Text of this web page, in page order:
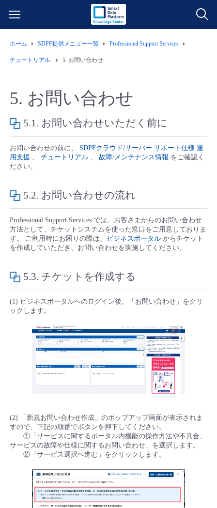
サービス一覧
クラウド/サーバー
ネットワーク
IoT
管理機能
すべてのメニューを見る
データ利活用
クラウド/サーバー
ネットワーク
サポート
すべてのメニューを見る
料金情報
料金シミュレーター
データ利活用
IoT
モニタリング/監査
サポート
すべてのメニューを見る
■ 管理機能
■ セットアップガイド
- 新規お申し込み方法
- 初期設定・確認
- ユーザー機能の管理
- 登録情報の管理
- クラウド / サーバー
- Flexible InterConnect
- Flexible Remote Access
- vUTM2
ユースケース
- データと分析
- ITインフラストラクチャー
- その他
故障/メンテナンス情報
故障/メンテナンス履歴
メンテナンス予定
定期メンテナンス
パートナー
協業パートナー
ホーム SDPF提供メニュー一覧 Professional Support Services
チュートリアル 5. お問い合わせ
5. お問い合わせ
5.1. お問い合わせいただく前に
お問い合わせの前に、 SDPFクラウド/サーバー サポート仕様 運
用支援
チュートリアル 故障/メンテナンス情報 をご確認く
ださい。
5.2. お問い合わせの流れ
Professional Support Services では、お客さまからのお問い合わせ
方法として、チケットシステムを使った窓口をご用意しておりま
す。 ご利用時にお困りの際は、
ビジネスポータル からチケット
を作成していただき、お問い合わせを実施してください。
5.3. チケットを作成する
(1) ビジネスポータルへのログイン後、「お問い合わせ」をクリ
ックします。
(2) 「新規お問い合わせ作成」のポップアップ画面が表示されま
すので、下記の順番でボタンを押下してください。
①「サービスに関するポータル内機能の操作方法や不具合、
サービスの故障や仕様に関するお問い合わせ」を選択します。
②「サービス選択へ進む」をクリックします。